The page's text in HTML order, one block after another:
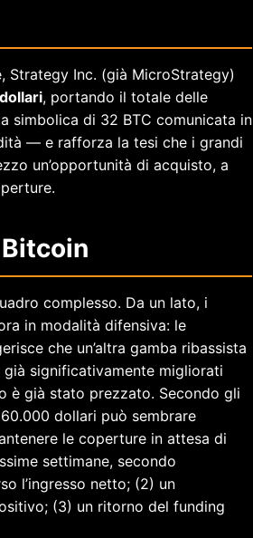
Strategy Inc. (già MicroStrategy)
, portando il totale delle
simbolica di 32 BTC comunicata in
— e rafforza la tesi che i grandi
un’opportunità di acquisto, a
complesso. Da un lato, i
in modalità difensiva: le
che un’altra gamba ribassista
già significativamente migliorati
è già stato prezzato. Secondo gli
dollari può sembrare
le coperture in attesa di
settimane, secondo
l’ingresso netto; (2) un
(3) un ritorno del funding